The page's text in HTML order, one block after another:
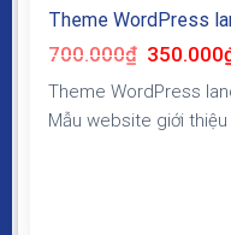
Theme WordPress
700.000₫ Giá
gốc
là:
700.000₫.
350.000
Theme WordPress
Mẫu website giới